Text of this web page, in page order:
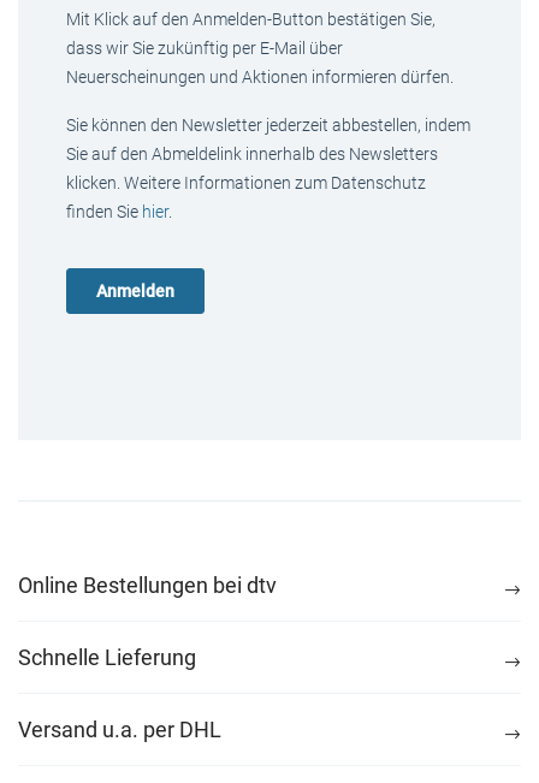
Mit Klick auf den Anmelden-Button bestätigen Sie,
dass wir Sie zukünftig per E-Mail über
Neuerscheinungen und Aktionen informieren dürfen.
Sie können den Newsletter jederzeit abbestellen, indem
Sie auf den Abmeldelink innerhalb des Newsletters
klicken. Weitere Informationen zum Datenschutz
finden Sie hier.
Online Bestellungen bei dtv
Schnelle Lieferung
Versand u.a. per DHL